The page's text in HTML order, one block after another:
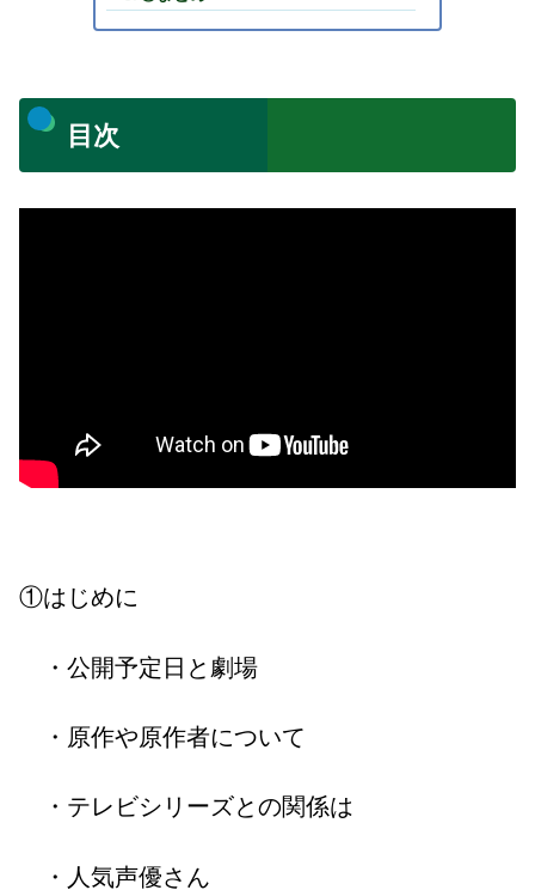
目次
①はじめに
・公開予定日と劇場
・原作や原作者について
・テレビシリーズとの関係は
・人気声優さん